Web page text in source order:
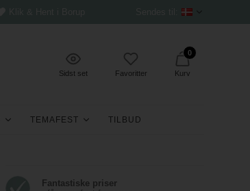
Sidst set Favoritter
0
Kurv
TEMAFEST TILBUD
Fantastiske priser